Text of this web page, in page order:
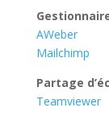
AWeber
Mailchimp
Partage
Teamviewer